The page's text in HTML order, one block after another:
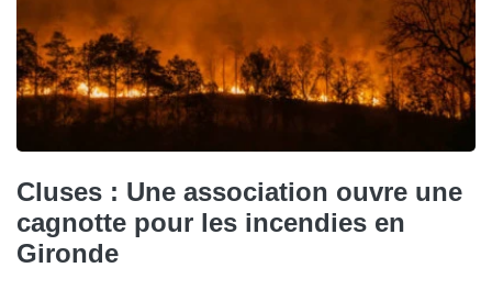
Cluses : Une association ouvre une
cagnotte pour les incendies en
Gironde